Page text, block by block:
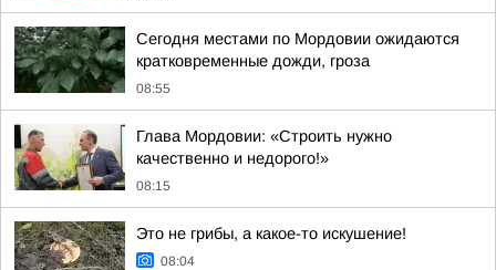
Сегодня местами по Мордовии ожидаются
кратковременные дожди, гроза
08:55
Глава Мордовии: «Строить нужно
качественно и недорого!»
08:15
Это не грибы, а какое-то искушение!
08:04